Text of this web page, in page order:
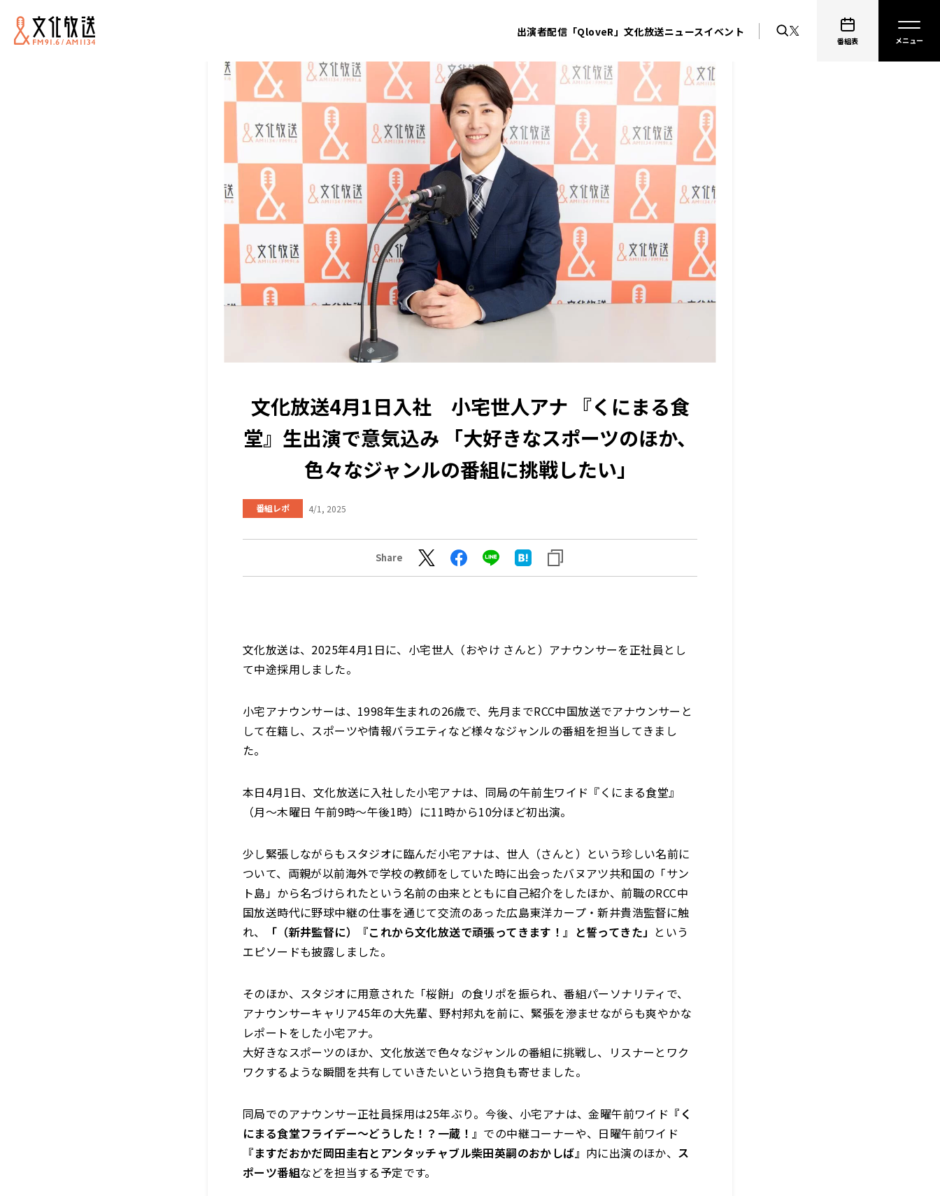
出演者配信「QloveR」文化放送ニュースイベント
番組表
文化放送4月1日入社 小宅世人アナ 『くにまる食
堂』生出演で意気込み 「大好きなスポーツのほか、
色々なジャンルの番組に挑戦したい」
番組レポ 4/1, 2025
Share
文化放送は、2025年4月1日に、小宅世人（おやけ さんと）アナウンサーを正社員とし
て中途採用しました。
小宅アナウンサーは、1998年生まれの26歳で、先月までRCC中国放送でアナウンサーと
して在籍し、スポーツや情報バラエティなど様々なジャンルの番組を担当してきまし
た。
本日4月1日、文化放送に入社した小宅アナは、同局の午前生ワイド『くにまる食堂』
（月～木曜日 午前9時～午後1時）に11時から10分ほど初出演。
少し緊張しながらもスタジオに臨んだ小宅アナは、世人（さんと）という珍しい名前に
ついて、両親が以前海外で学校の教師をしていた時に出会ったバヌアツ共和国の「サン
ト島」から名づけられたという名前の由来とともに自己紹介をしたほか、前職のRCC中
国放送時代に野球中継の仕事を通じて交流のあった広島東洋カープ・新井貴浩監督に触
れ、
「（新井監督に）『これから文化放送で頑張ってきます！』と誓ってきた」 という
エピソードも披露しました。
そのほか、スタジオに用意された「桜餅」の食リポを振られ、番組パーソナリティで、
アナウンサーキャリア45年の大先輩、野村邦丸を前に、緊張を滲ませながらも爽やかな
レポートをした小宅アナ。
大好きなスポーツのほか、文化放送で色々なジャンルの番組に挑戦し、リスナーとワク
ワクするような瞬間を共有していきたいという抱負も寄せました。
同局でのアナウンサー正社員採用は25年ぶり。今後、小宅アナは、金曜午前ワイド 『く
にまる食堂フライデー～どうした！？一蔵！』 での中継コーナーや、日曜午前ワイド
『ますだおかだ岡田圭右とアンタッチャブル柴田英嗣のおかしば』 内に出演のほか、 ス
ポーツ番組などを担当する予定です。